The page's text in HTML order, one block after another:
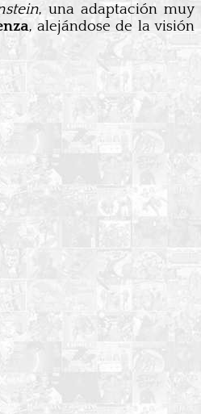
, una adaptación muy
, alejándose de la visión